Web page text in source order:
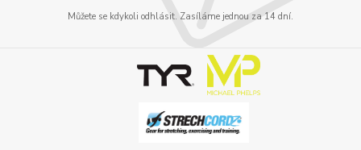
Můžete se kdykoli odhlásit. Zasíláme jednou za 14 dní.